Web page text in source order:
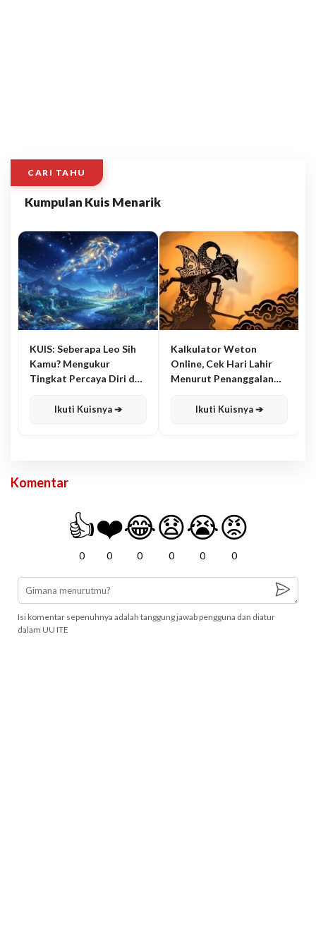
CARI TAHU
Kumpulan Kuis Menarik
KUIS: Seberapa Leo Sih
Kamu? Mengukur
Tingkat Percaya Diri dan
Ikuti Kuisnya ➔
Kalkulator Weton
Online, Cek Hari Lahir
Menurut Penanggalan
Ikuti Kuisnya ➔
Komentar
👍
0
❤️
0
😂
0
😧
0
😭
0
😡
0
Isi komentar sepenuhnya adalah tanggung jawab pengguna dan diatur
dalam UU ITE